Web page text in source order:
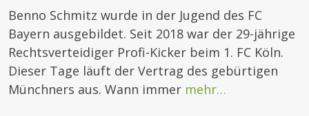
Benno Schmitz wurde in der Jugend des FC
Bayern ausgebildet. Seit 2018 war der 29-jährige
Rechtsverteidiger Profi-Kicker beim 1. FC Köln.
Dieser Tage läuft der Vertrag des gebürtigen
Münchners aus. Wann immer mehr…